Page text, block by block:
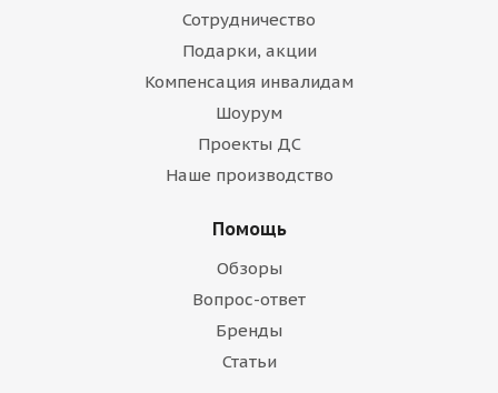
Сотрудничество
Подарки, акции
Компенсация инвалидам
Шоурум
Проекты ДС
Наше производство
Помощь
Обзоры
Вопрос-ответ
Бренды
Статьи